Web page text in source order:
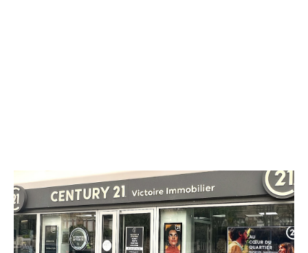
CENTURY 21 Victoire Immobilier
66 bis avenue Jean Jaurès
BROU SUR CHANTEREINE - 77177